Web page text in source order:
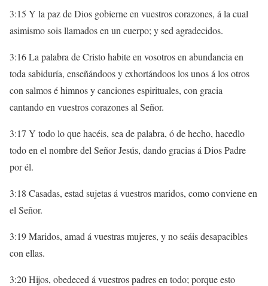
3:15 Y la paz de Dios gobierne en vuestros corazones, á la cual
asimismo sois llamados en un cuerpo; y sed agradecidos.
3:16 La palabra de Cristo habite en vosotros en abundancia en
toda sabiduría, enseñándoos y exhortándoos los unos á los otros
con salmos é himnos y canciones espirituales, con gracia
cantando en vuestros corazones al Señor.
3:17 Y todo lo que hacéis, sea de palabra, ó de hecho, hacedlo
todo en el nombre del Señor Jesús, dando gracias á Dios Padre
por él.
3:18 Casadas, estad sujetas á vuestros maridos, como conviene en
el Señor.
3:19 Maridos, amad á vuestras mujeres, y no seáis desapacibles
con ellas.
3:20 Hijos, obedeced á vuestros padres en todo; porque esto